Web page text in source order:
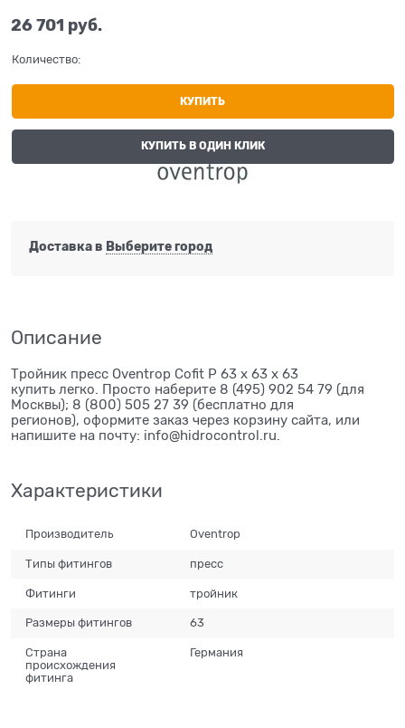
26 701 руб.
Количество:
КУПИТЬ
КУПИТЬ В ОДИН КЛИК
Доставка в Выберите город
Описание
Тройник пресс Oventrop Cofit P 63 х 63 х 63
купить легко. Просто наберите 8 (495) 902 54 79 (для
Москвы); 8 (800) 505 27 39 (бесплатно для
регионов), оформите заказ через корзину сайта, или
напишите на почту: info@hidrocontrol.ru.
Характеристики
Производитель Oventrop
Типы фитингов пресс
Фитинги тройник
Размеры фитингов 63
Страна
происхождения
фитинга
Германия